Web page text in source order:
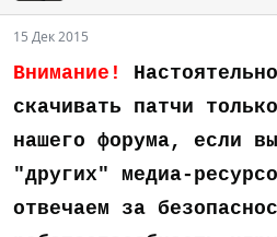
15 Дек 2015
Внимание!
скачивать патчи
нашего форума, если
"других" медиа-
отвечаем за